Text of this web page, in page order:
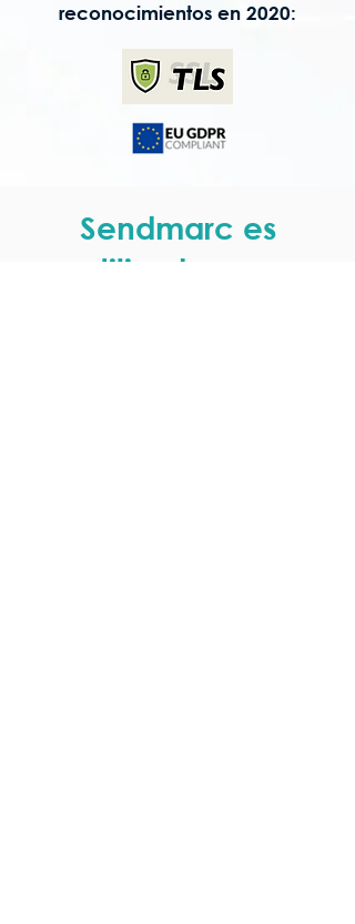
reconocimientos en 2020:
Sendmarc es
utilizado por: